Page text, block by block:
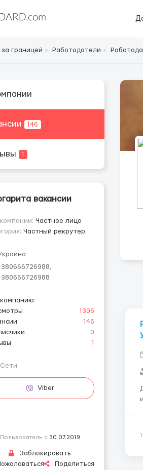
границей Работодатели
146
1
вакансии
Частное лицо
Частный рекрутер
:
1306
146
0
1
Viber
Пользователь с 30.07.2019
Заблокировать
Поделиться